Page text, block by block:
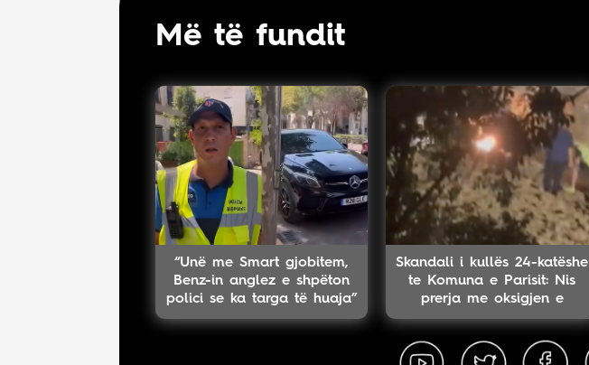
Më të fundit
“Unë me Smart gjobitem,
Benz-in anglez e shpëton
polici se ka targa të huaja”
Skandali i kullës 24-katëshe
te Komuna e Parisit: Nis
prerja me oksigjen e
kolektorit magjistral në